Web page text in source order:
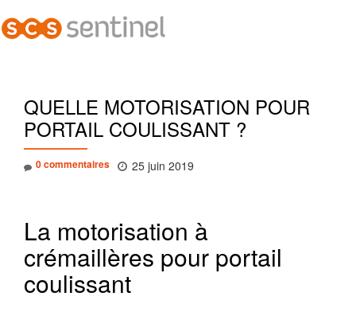
Aller
QUELLE MOTORISATION POUR
PORTAIL COULISSANT ?
25 juin 2019
0 commentaires
La motorisation à
crémaillères pour portail
coulissant